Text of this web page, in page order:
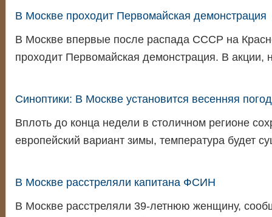
В Москве проходит Первомайская демонстрация
В Москве впервые после распада СССР на
проходит Первомайская демонстрация. В
Синоптики: В Москве установится весенняя
Вплоть до конца недели в столичном регионе
европейский вариант зимы, температура будет
В Москве расстреляли капитана ФСИН
В Москве расстреляли 39-летнюю женщину,